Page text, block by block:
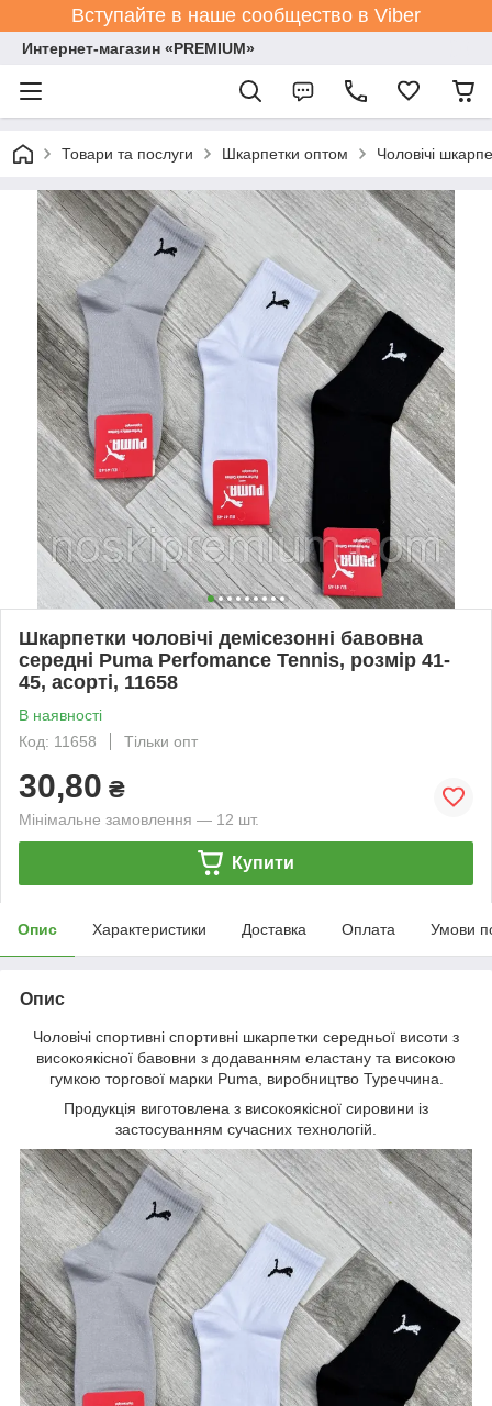
Вступайте в наше сообщество в Viber
Интернет-магазин «PREMIUM»
Товари та послуги Шкарпетки оптом Чоловічі
Шкарпетки чоловічі демісезонні бавовна
середні Puma Perfomance Tennis, розмір 41-
45, асорті, 11658
В наявності
Код: 11658
Тільки опт
30,80 ₴
Мінімальне замовлення — 12 шт.
Купити
Опис Характеристики Доставка Оплата Умови
Опис
Чоловічі спортивні спортивні шкарпетки середньої висоти з
високоякісної бавовни з додаванням еластану та високою
гумкою торгової марки Puma, виробництво Туреччина.
Продукція виготовлена з високоякісної сировини із
застосуванням сучасних технологій.